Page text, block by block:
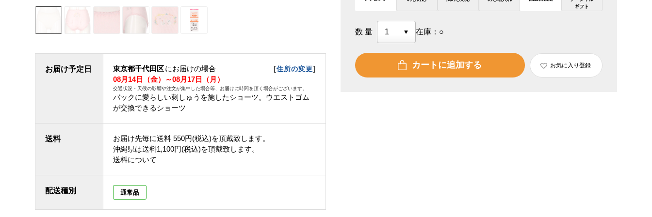
お届け予定日 東京都千代田区にお届けの場合 [住所の変更]
08月14日（金）～08月17日（月）
交通状況・天候の影響や注文が集中した場合等、お届けに時間を頂く場合がございます。
バックに愛らしい刺しゅうを施したショーツ。ウエストゴム
が交換できるショーツ
送料 お届け先毎に送料 550円(税込)を頂戴致します。
沖縄県は送料1,100円(税込)を頂戴致します。
送料について
配送種別 通常品
ギフト
数量 在庫： ○
カートに追加する お気に入り登録